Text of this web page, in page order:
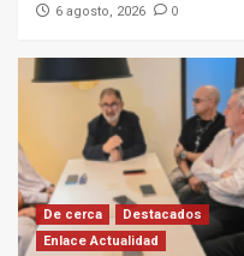
6 agosto, 2026 0
De cerca
Destacados
Enlace Actualidad